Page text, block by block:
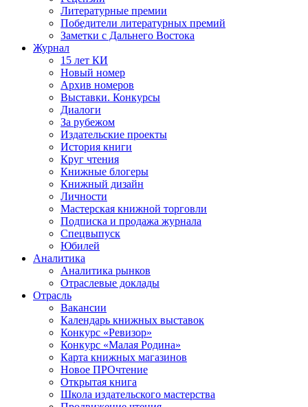
Литературные премии
Победители литературных премий
Заметки с Дальнего Востока
Журнал
15 лет КИ
Новый номер
Архив номеров
Выставки. Конкурсы
Диалоги
За рубежом
Издательские проекты
История книги
Круг чтения
Книжные блогеры
Книжный дизайн
Личности
Мастерская книжной торговли
Подписка и продажа журнала
Спецвыпуск
Юбилей
Аналитика
Аналитика рынков
Отраслевые доклады
Отрасль
Вакансии
Календарь книжных выставок
Конкурс «Ревизор»
Конкурс «Малая Родина»
Карта книжных магазинов
Новое ПРОчтение
Открытая книга
Школа издательского мастерства